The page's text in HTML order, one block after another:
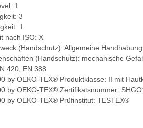
1
3
1
nach ISO: X
(Handschutz): Allgemeine
(Handschutz): mechanische
420, EN 388
by OEKO-TEX® Produktklasse: II mit
by OEKO-TEX® Zertifikatsnummer:
by OEKO-TEX® Prüfinstitut: TESTEX®